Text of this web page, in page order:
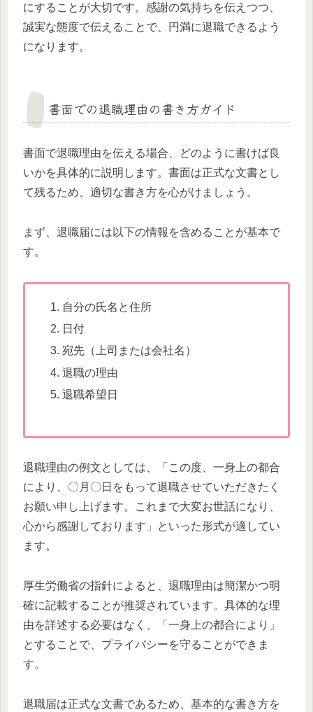
にすることが大切です。感謝の気持ちを伝えつつ、
誠実な態度で伝えることで、円満に退職できるよう
になります。
書面での退職理由の書き方ガイド
書面で退職理由を伝える場合、どのように書けば良
いかを具体的に説明します。書面は正式な文書とし
て残るため、適切な書き方を心がけましょう。
まず、退職届には以下の情報を含めることが基本で
す。
自分の氏名と住所
日付
宛先（上司または会社名）
退職の理由
退職希望日
退職理由の例文としては、「この度、一身上の都合
により、〇月〇日をもって退職させていただきたく
お願い申し上げます。これまで大変お世話になり、
心から感謝しております」といった形式が適してい
ます。
厚生労働省の指針によると、退職理由は簡潔かつ明
確に記載することが推奨されています。具体的な理
由を詳述する必要はなく、「一身上の都合により」
とすることで、プライバシーを守ることができま
す。
退職届は正式な文書であるため、基本的な書き方を